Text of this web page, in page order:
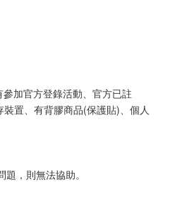
加官方登錄活動、官方已註
置、有背膠商品(保護貼)、個人
，則無法協助。